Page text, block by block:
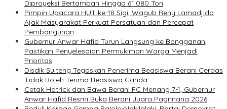
Diproyeksi Bertambah Hingga 61.080 Ton
Pimpin Upacara HUT ke-18 Sigi, Wagub Reny Lamadjido
Ajak Masyarakat Perkuat Persatuan dan Percepat
Pembangunan
Gubernur Anwar Hafid Turun Langsung ke Bongganan,
Pastikan Penyelesaian Permukiman Warga Menjadi
Prioritas
Disdik Sulteng Tegaskan Penerima Beasiswa Berani Cerdas
Tidak Boleh Terima Beasiswa Ganda
Cetak Hatrick dan Bawa Berani FC Menang 7-1, Gubernur
Anwar Hafid Resmi Buka Berani Juara Pagimana 2026